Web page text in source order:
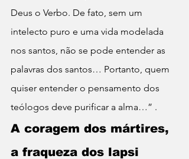
Deus o Verbo. De fato, sem um
intelecto puro e uma vida modelada
nos santos, não se pode entender as
palavras dos santos… Portanto, quem
quiser entender o pensamento dos
teólogos deve purificar a alma…” .
A coragem dos mártires,
a fraqueza dos lapsi